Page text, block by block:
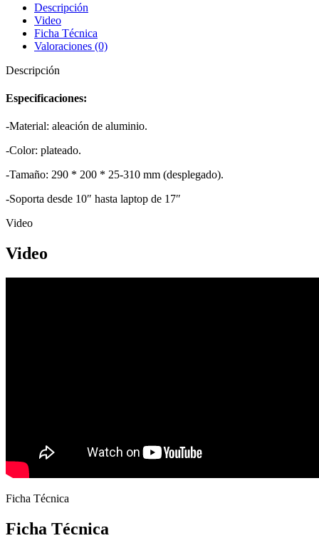
Descripción
Video
Ficha Técnica
Valoraciones (0)
Descripción
Especificaciones:
-Material: aleación de aluminio.
-Color: plateado.
-Tamaño: 290 * 200 * 25-310 mm (desplegado).
-Soporta desde 10″ hasta laptop de 17″
Video
Video
Ficha Técnica
Ficha Técnica